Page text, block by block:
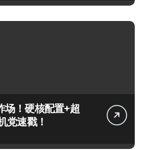
场！硬核配置+超
党速戳！